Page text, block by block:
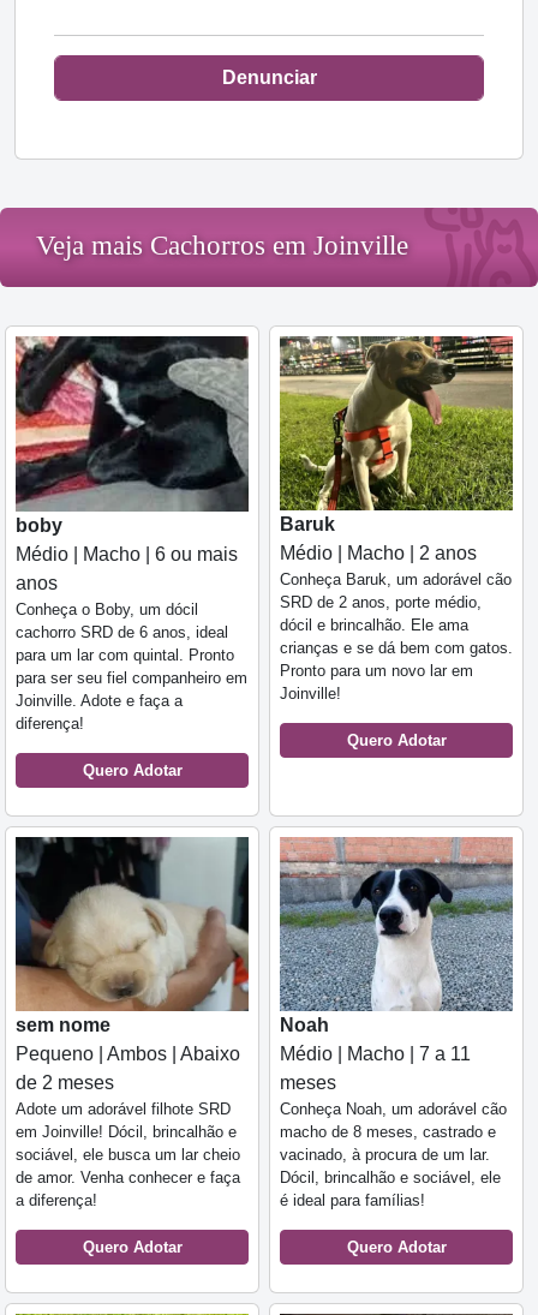
Denunciar
Veja mais Cachorros em Joinville
boby
Médio | Macho | 6 ou mais
anos
Conheça o Boby, um dócil
cachorro SRD de 6 anos, ideal
para um lar com quintal. Pronto
para ser seu fiel companheiro em
Joinville. Adote e faça a
diferença!
Quero Adotar
Baruk
Médio | Macho | 2 anos
Conheça Baruk, um adorável cão
SRD de 2 anos, porte médio,
dócil e brincalhão. Ele ama
crianças e se dá bem com gatos.
Pronto para um novo lar em
Joinville!
Quero Adotar
sem nome
Pequeno | Ambos | Abaixo
de 2 meses
Adote um adorável filhote SRD
em Joinville! Dócil, brincalhão e
sociável, ele busca um lar cheio
de amor. Venha conhecer e faça
a diferença!
Quero Adotar
Noah
Médio | Macho | 7 a 11
meses
Conheça Noah, um adorável cão
macho de 8 meses, castrado e
vacinado, à procura de um lar.
Dócil, brincalhão e sociável, ele
é ideal para famílias!
Quero Adotar